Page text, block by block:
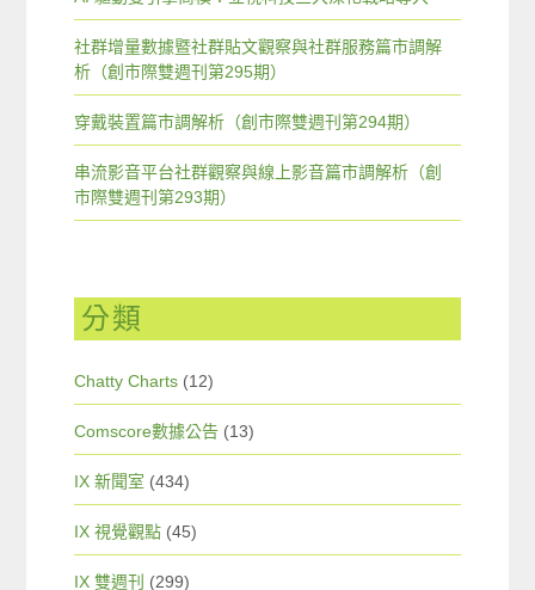
社群增量數據暨社群貼文觀察與社群服務篇市調解
析（創市際雙週刊第295期）
穿戴裝置篇市調解析（創市際雙週刊第294期）
串流影音平台社群觀察與線上影音篇市調解析（創
市際雙週刊第293期）
分類
Chatty Charts (12)
Comscore數據公告 (13)
IX 新聞室 (434)
IX 視覺觀點 (45)
IX 雙週刊 (299)